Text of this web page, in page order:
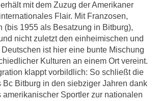
mit dem Zuzug der Amerikaner
Flair. Mit Franzosen,
(bis 1955 als Besatzung in Bitburg),
nicht zuletzt den einheimischen und
ist hier eine bunte Mischung
Kulturen an einem Ort vereint.
klappt vorbildlich: So schließt die
Bc Bitburg in den siebziger Jahren dank
amerikanischer Sportler zur nationalen